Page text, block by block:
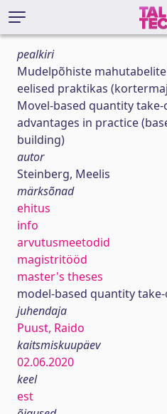
pealkiri
Mudelpõhiste
eelised praktikas
Movel-based quantity
advantages in practice
building)
autor
Steinberg, Meelis
märksõnad
ehitus
info
arvutusmeetodid
magistritööd
master's theses
model-based quantity
juhendaja
Puust, Raido
kaitsmiskuupäev
02.06.2020
keel
est